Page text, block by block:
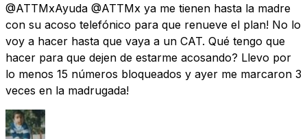
@ATTMxAyuda @ATTMx ya me tienen hasta la madre
con su acoso telefónico para que renueve el plan! No lo
voy a hacer hasta que vaya a un CAT. Qué tengo que
hacer para que dejen de estarme acosando? Llevo por
lo menos 15 números bloqueados y ayer me marcaron 3
veces en la madrugada!